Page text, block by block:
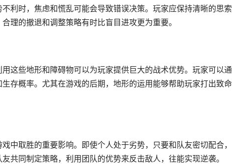
利时，焦虑和慌乱可能会导致错误决策。玩家应保持清晰的思索
理的撤退和调整策略有时比盲目进攻更为重要。
这些地形和障碍物可以为玩家提供巨大的战术优势。玩家可以
存概率。尤其在游戏的后期，地形的运用能够帮助玩家打出致
中取胜的重要影响。即使个人处于劣势，只要和队友密切配合
共同制定策略，利用团队的优势来反击敌人，往能实现逆袭。